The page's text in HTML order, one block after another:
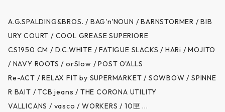
A.G.SPALDING&BROS. / BAG'n'NOUN / BARNSTORMER / BIB
URY COURT / COOL GREASE SUPERIORE
CS1950 CM / D.C.WHITE / FATIGUE SLACKS / HARi / MOJITO
/ NAVY ROOTS / orSlow / POST O'ALLS
Re-ACT / RELAX FIT by SUPERMARKET / SOWBOW / SPINNE
R BAIT / TCB jeans / THE CORONA UTILITY
VALLICANS / vasco / WORKERS / 10匣 ...